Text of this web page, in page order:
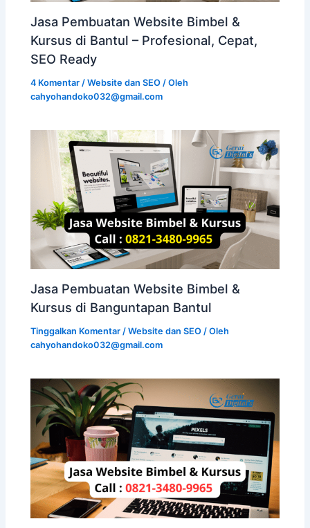
Jasa Pembuatan Website Bimbel &
Kursus di Bantul – Profesional, Cepat,
SEO Ready
4 Komentar /Website dan SEO / Oleh
cahyohandoko032@gmail.com
Jasa Pembuatan Website Bimbel &
Kursus di Banguntapan Bantul
Tinggalkan Komentar /Website dan SEO / Oleh
cahyohandoko032@gmail.com